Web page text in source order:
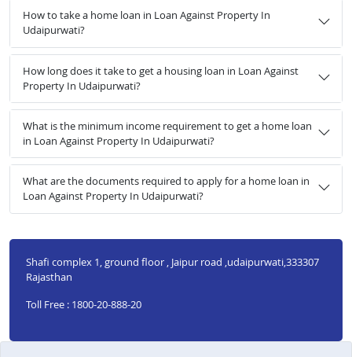
How to take a home loan in Loan Against Property In
Udaipurwati?
How long does it take to get a housing loan in Loan Against
Property In Udaipurwati?
What is the minimum income requirement to get a home loan
in Loan Against Property In Udaipurwati?
What are the documents required to apply for a home loan in
Loan Against Property In Udaipurwati?
Shafi complex 1, ground floor , Jaipur road ,udaipurwati,333307
Rajasthan
Toll Free : 1800-20-888-20